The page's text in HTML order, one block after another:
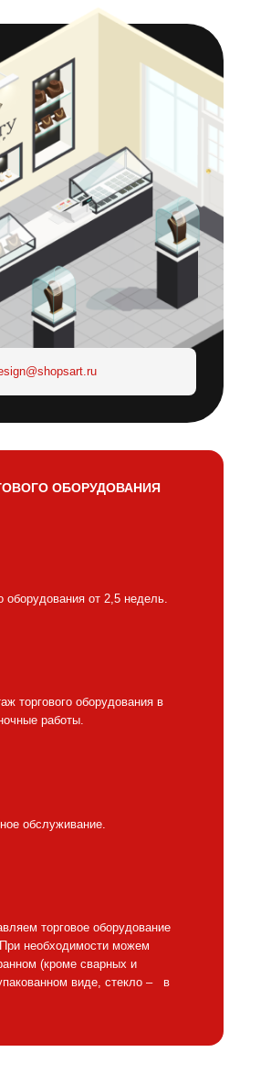
ОБОРУДОВАНИЯ
оборудования от 2,5 недель.
торгового оборудования в
работы.
обслуживание.
торговое оборудование
необходимости можем
(кроме сварных и
виде, стекло – в